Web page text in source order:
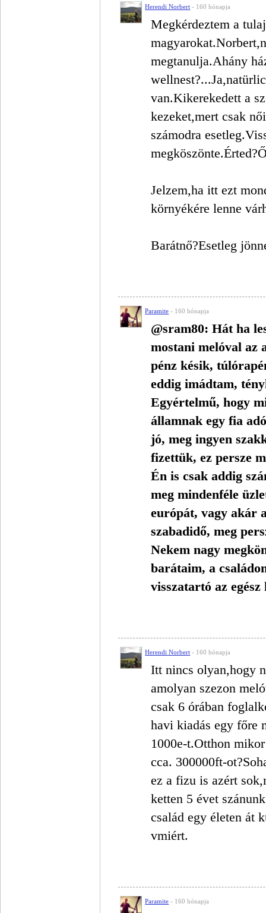
Herendi Norbert - 160 hónapja
Megkérdeztem a
megtanulja.Ahány
van.Kikerekedett a
kezeket,mert csak
számodra
Jelzem,ha itt ezt
környékére lenne
Barátnő?Esetleg
Paramite - 160 hónapja
@sram80: Hát ha
mostani melóval az
pénz késik,
eddig imádtam,
Egyértelmű, hogy
államnak egy fia
jó, meg ingyen
fizettük, ez persze
Én is csak addig
meg mindenféle
európát, vagy akár
szabadidő, meg
Nekem nagy
barátaim, a
visszatartó az
Herendi Norbert - 160 hónapja
Itt nincs olyan,hogy
amolyan szezon
csak 6 órában
havi kiadás egy főre
1000e-t.Otthon
cca. 300000ft-
ez a fizu is azért
ketten 5 évet
család egy életen át
vmiért.
Paramite - 160 hónapja